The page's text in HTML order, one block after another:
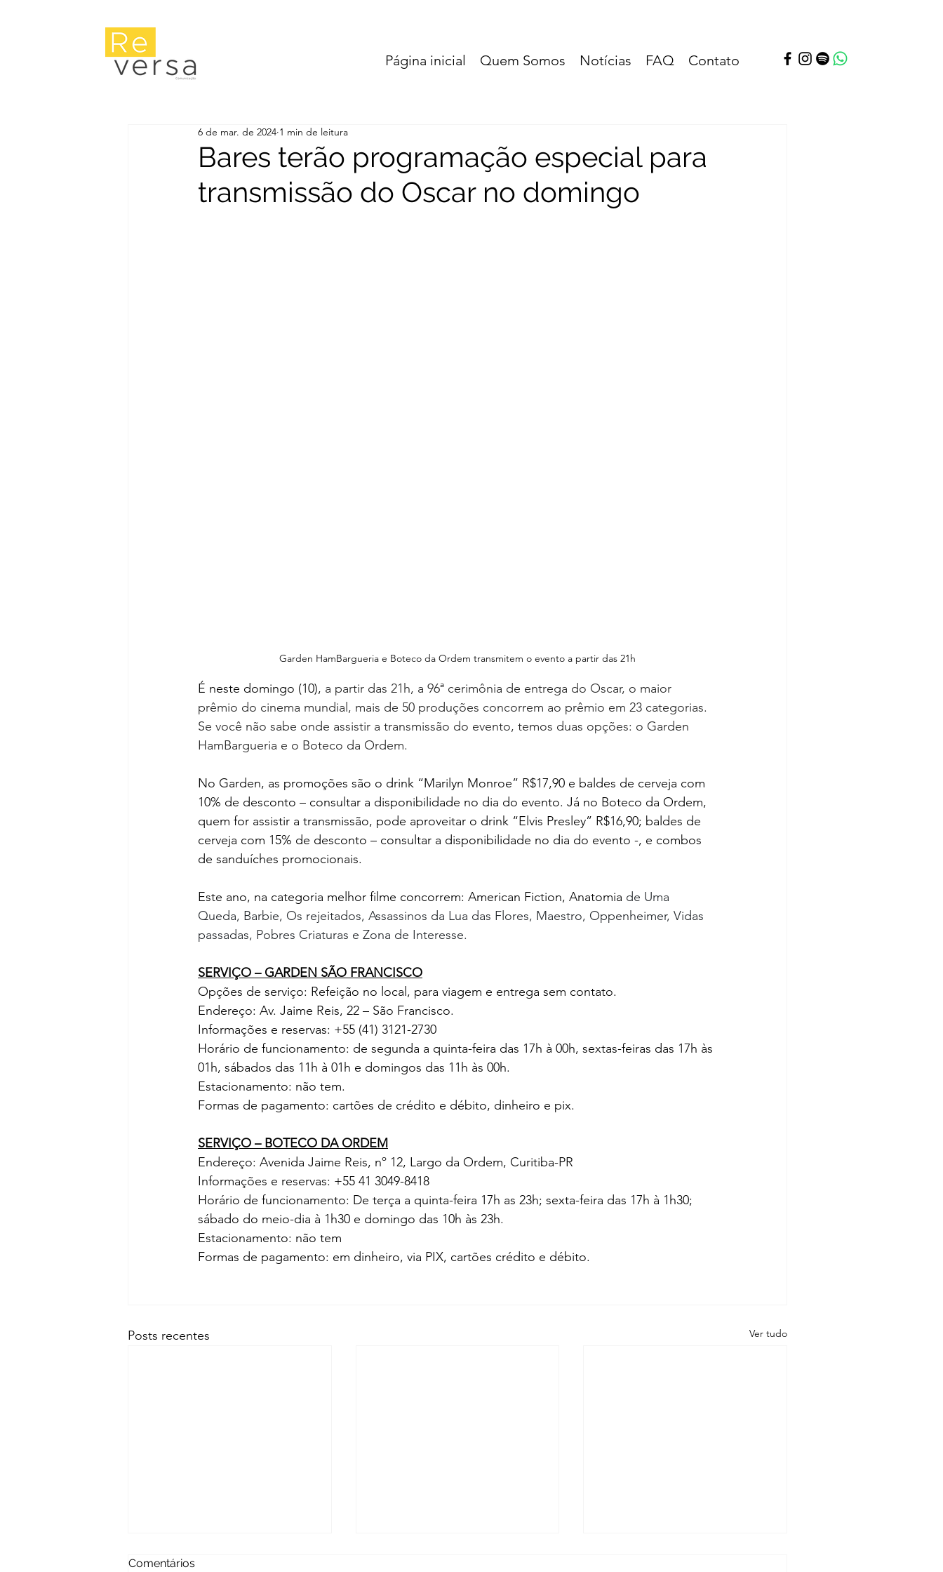
Página inicial Quem Somos Notícias FAQ Contato
Bares terão programação especial para
transmissão do Oscar no domingo
6 de mar. de 2024 1 min de leitura
Garden HamBargueria e Boteco da Ordem transmitem o evento a partir das 21h
É neste domingo (10), a partir das 21h, a 96ª cerimônia de entrega do Oscar, o maior
prêmio do cinema mundial, mais de 50 produções concorrem ao prêmio em 23 categorias.
Se você não sabe onde assistir a transmissão do evento, temos duas opções: o Garden
HamBargueria e o Boteco da Ordem.
No Garden, as promoções são o drink “Marilyn Monroe” R$17,90 e baldes de cerveja com
10% de desconto – consultar a disponibilidade no dia do evento. Já no Boteco da Ordem,
quem for assistir a transmissão, pode aproveitar o drink “Elvis Presley” R$16,90; baldes de
cerveja com 15% de desconto – consultar a disponibilidade no dia do evento -, e combos
de sanduíches promocionais.
Este ano, na categoria melhor filme concorrem: American Fiction, Anatomia de Uma
Queda, Barbie, Os rejeitados, Assassinos da Lua das Flores, Maestro, Oppenheimer, Vidas
passadas, Pobres Criaturas e Zona de Interesse.
SERVIÇO – GARDEN SÃO FRANCISCO
Opções de serviço: Refeição no local, para viagem e entrega sem contato.
Endereço: Av. Jaime Reis, 22 – São Francisco.
Informações e reservas: +55 (41) 3121-2730
Horário de funcionamento: de segunda a quinta-feira das 17h à 00h, sextas-feiras das 17h às
01h, sábados das 11h à 01h e domingos das 11h às 00h.
Estacionamento: não tem.
Formas de pagamento: cartões de crédito e débito, dinheiro e pix.
SERVIÇO – BOTECO DA ORDEM
Endereço: Avenida Jaime Reis, nº 12, Largo da Ordem, Curitiba-PR
Informações e reservas: +55 41 3049-8418
Horário de funcionamento: De terça a quinta-feira 17h as 23h; sexta-feira das 17h à 1h30;
sábado do meio-dia à 1h30 e domingo das 10h às 23h.
Estacionamento: não tem
Formas de pagamento: em dinheiro, via PIX, cartões crédito e débito.
Posts recentes Ver tudo
Comentários